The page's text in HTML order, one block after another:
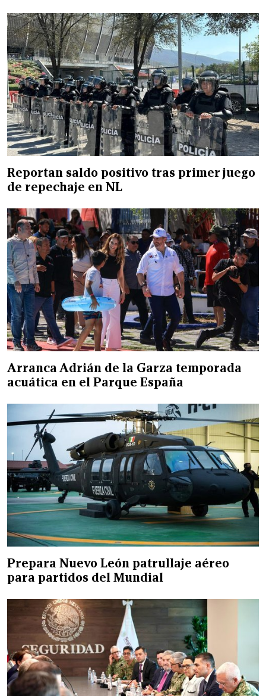
Reportan saldo positivo tras primer juego
de repechaje en NL
Arranca Adrián de la Garza temporada
acuática en el Parque España
Prepara Nuevo León patrullaje aéreo
para partidos del Mundial